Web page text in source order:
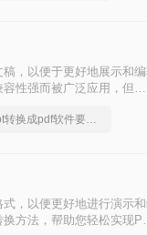
，以便于更好地展示和
性强而被广泛应用，但
换。
好用的ppt转换成pdf软件要和好朋友分享
，以便更好地进行演示
方法，帮助您轻松实现